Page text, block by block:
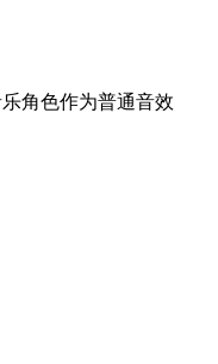
角色作为普通音效